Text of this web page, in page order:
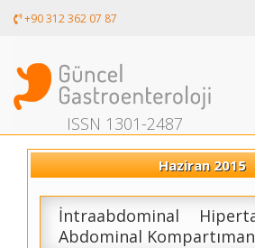
+90 312 362 07 87
ISSN 1301-2487
Haziran 2015
İntraabdominal
Abdominal